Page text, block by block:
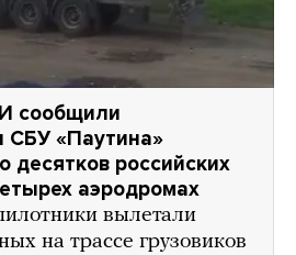
сообщили
СБУ «Паутина»
десятков российских
аэродромах
вылетали
на трассе грузовиков